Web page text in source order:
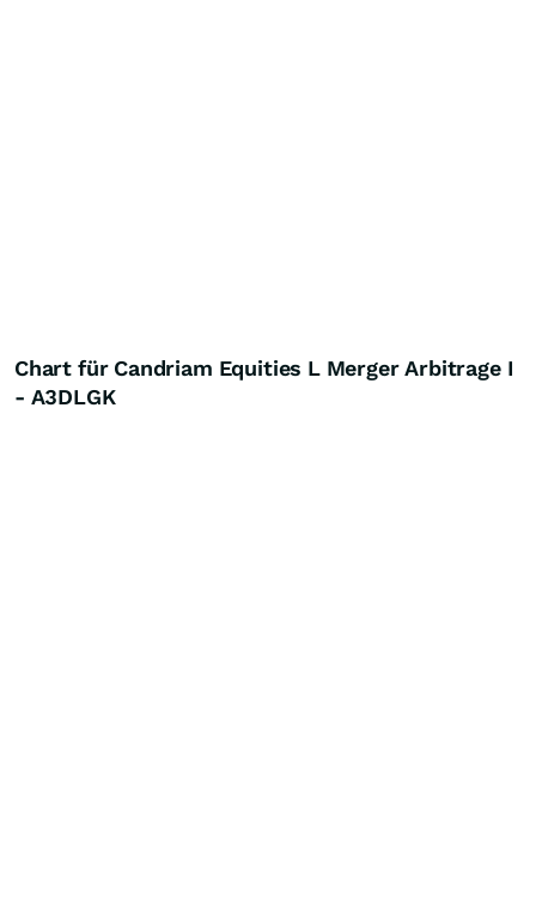
Chart für Candriam Equities L Merger Arbitrage I
- A3DLGK